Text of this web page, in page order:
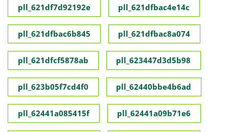
pll_621df7d92192e pll_621dfbac4e14c
pll_621dfbac6b845 pll_621dfbac8a074
pll_621dfcf5878ab pll_623447d3d5b98
pll_623b05f7cd4f0 pll_62440bbe4b6ad
pll_62441a085415f pll_62441a09b71e6